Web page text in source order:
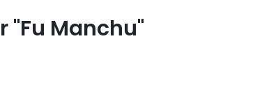
"Fu Manchu"